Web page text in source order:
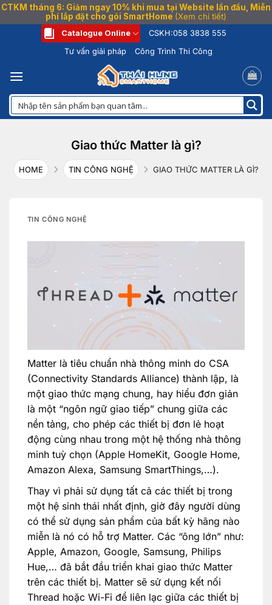
CTKM tháng 6: Giảm ngay 10% khi mua tại Website lần đầu, Miễn
phí lắp đặt cho gói SmartHome (Xem chi tiết)
dung
Catalogue Online CSKH:058 3838 555
Tư vấn giải pháp
Công Trình Thi Công
Giao thức Matter là gì?
HOME TIN CÔNG NGHỆ GIAO THỨC MATTER LÀ GÌ?
TIN CÔNG NGHỆ
Matter là tiêu chuẩn nhà thông minh do CSA
(Connectivity Standards Alliance) thành lập, là
một giao thức mạng chung, hay hiểu đơn giản
là một “ngôn ngữ giao tiếp” chung giữa các
nền tảng, cho phép các thiết bị đơn lẻ hoạt
động cùng nhau trong một hệ thống nhà thông
minh tuỳ chọn (Apple HomeKit, Google Home,
Amazon Alexa, Samsung SmartThings,…).
Thay vì phải sử dụng tất cả các thiết bị trong
một hệ sinh thái nhất định, giờ đây người dùng
có thể sử dụng sản phẩm của bất kỳ hãng nào
miễn là nó có hỗ trợ Matter. Các “ông lớn” như:
Apple, Amazon, Google, Samsung, Philips
Hue,… đã bắt đầu triển khai giao thức Matter
trên các thiết bị. Matter sẽ sử dụng kết nối
Thread hoặc Wi-Fi để liên lạc giữa các thiết bị